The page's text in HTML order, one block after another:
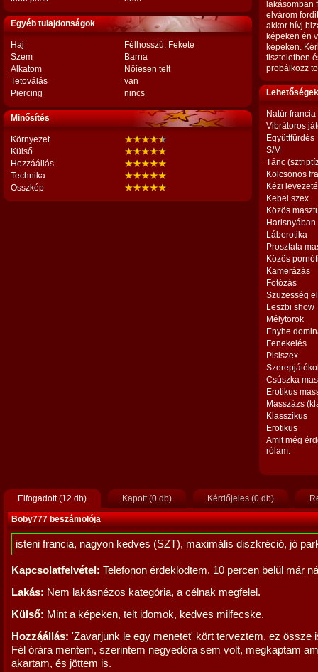
Egyéb tulajdonságok
Haj
Félhosszú, Fekete
Szem
Barna
Alkatom
Nőiesen telt
Tetoválás
van
Piercing
nincs
Minősítés
Környezet
Külső
Hozzáállás
Technika
Összkép
lakásomban
elvárom
akkor hívj
képeken én
képeken.
tiszteletben
probálkozz
Natúr francia
Vibrátoros
Együttfürdés
S/M
Tánc
Kölcsönös
Kézi
Kebel szex
Közös
Harisnyában
Láberotika
Prosztata
Közös
Kamerázás
Fotózás
Szüzesség
Leszbi show
Mélytorok
Enyhe
Fenekelés
Pisiszex
Csúszka
Erotikus
Masszázs
Klasszikus
Erotikus
Amit még
rólam:
Elfogadott (12 db) Kapott (0 db) Kérdőjeles (0 db)
Boby777 beszámolója
isteni francia, nagyon kedves (SZT), maximális diszkréció, jó
Kapcsolatfelvétel: Telefonon érdeklodtem, 10 percen belül már
Lakás: Nem lakásnézos kategória, a célnak megfelel.
Külső: Mint a képeken, telt idomok, kedves milfecske.
Hozzáállás: 'Zavarjunk le egy menetet' kört terveztem, ez össze
Fél órára mentem, szerintem negyedóra sem volt, megkaptam
akartam, és jöttem is.